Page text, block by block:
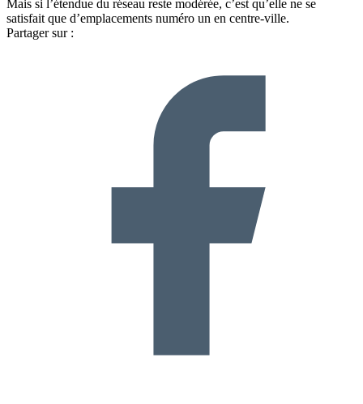
Mais si l’étendue du réseau reste modérée, c’est qu’elle ne se
satisfait que d’emplacements numéro un en centre-ville.
Partager sur :